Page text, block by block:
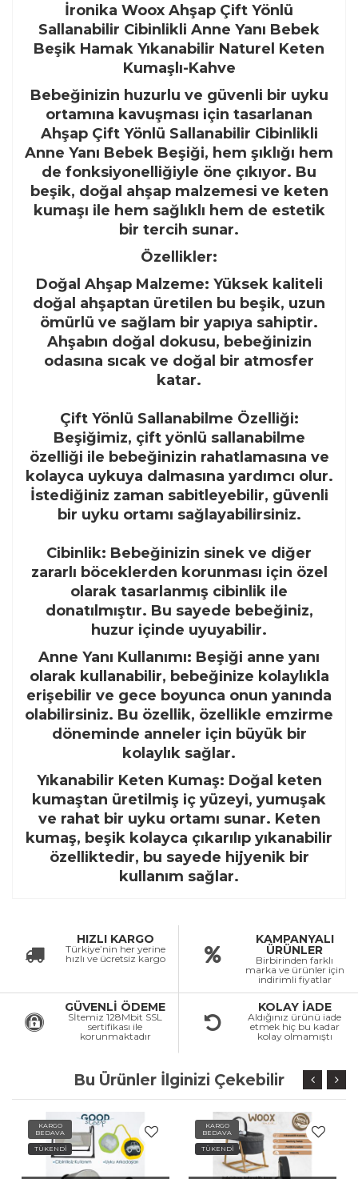
İronika Woox Ahşap Çift Yönlü
Sallanabilir Cibinlikli Anne Yanı Bebek
Beşik Hamak Yıkanabilir Naturel Keten
Kumaşlı-Kahve
Bebeğinizin huzurlu ve güvenli bir uyku
ortamına kavuşması için tasarlanan
Ahşap Çift Yönlü Sallanabilir Cibinlikli
Anne Yanı Bebek Beşiği, hem şıklığı hem
de fonksiyonelliğiyle öne çıkıyor. Bu
beşik, doğal ahşap malzemesi ve keten
kumaşı ile hem sağlıklı hem de estetik
bir tercih sunar.
Özellikler:
Doğal Ahşap Malzeme: Yüksek kaliteli
doğal ahşaptan üretilen bu beşik, uzun
ömürlü ve sağlam bir yapıya sahiptir.
Ahşabın doğal dokusu, bebeğinizin
odasına sıcak ve doğal bir atmosfer
katar.
Çift Yönlü Sallanabilme Özelliği:
Beşiğimiz, çift yönlü sallanabilme
özelliği ile bebeğinizin rahatlamasına ve
kolayca uykuya dalmasına yardımcı olur.
İstediğiniz zaman sabitleyebilir, güvenli
bir uyku ortamı sağlayabilirsiniz.
Cibinlik: Bebeğinizin sinek ve diğer
zararlı böceklerden korunması için özel
olarak tasarlanmış cibinlik ile
donatılmıştır. Bu sayede bebeğiniz,
huzur içinde uyuyabilir.
Anne Yanı Kullanımı: Beşiği anne yanı
olarak kullanabilir, bebeğinize kolaylıkla
erişebilir ve gece boyunca onun yanında
olabilirsiniz. Bu özellik, özellikle emzirme
döneminde anneler için büyük bir
kolaylık sağlar.
Yıkanabilir Keten Kumaş: Doğal keten
kumaştan üretilmiş iç yüzeyi, yumuşak
ve rahat bir uyku ortamı sunar. Keten
kumaş, beşik kolayca çıkarılıp yıkanabilir
özelliktedir, bu sayede hijyenik bir
kullanım sağlar.
HIZLI KARGO
Türkiye’nin her yerine
hızlı ve ücretsiz kargo
KAMPANYALI
ÜRÜNLER
Birbirinden farklı
marka ve ürünler için
indirimli fiyatlar
GÜVENLİ ÖDEME
Sİtemiz 128Mbit SSL
sertifikası ile
korunmaktadır
KOLAY İADE
Aldığınız ürünü iade
etmek hiç bu kadar
kolay olmamıştı
Bu Ürünler İlginizi Çekebilir
KARGO
BEDAVA
TÜKENDİ
KARGO
BEDAVA
TÜKENDİ